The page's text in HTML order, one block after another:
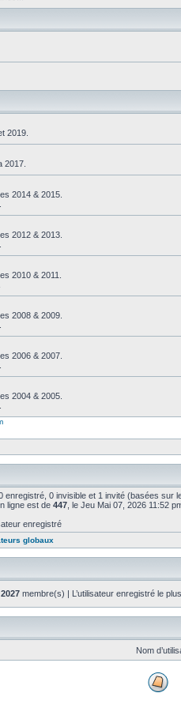
2019.
2017.
2014 & 2015.
2012 & 2013.
2010 & 2011.
2008 & 2009.
2006 & 2007.
2004 & 2005.
enregistré, 0 invisible et 1 invité (basées sur
ligne est de 447 , le Jeu Mai 07, 2026 11:52
enregistré
globaux
2027 membre(s) | L’utilisateur enregistré le
Nom